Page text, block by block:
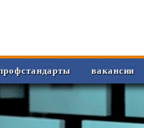
вакансии